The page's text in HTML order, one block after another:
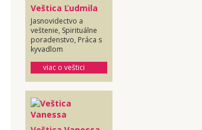
Veštica Ľudmila
Jasnovidectvo a
veštenie, Spirituálne
poradenstvo, Práca s
kyvadlom
viac o veštici